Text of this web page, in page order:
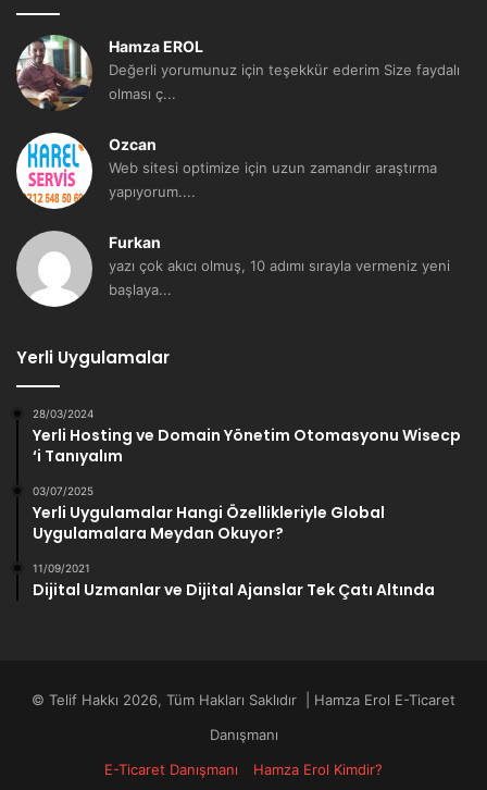
Hamza EROL
Değerli yorumunuz için teşekkür ederim Size faydalı
olması ç...
Ozcan
Web sitesi optimize için uzun zamandır araştırma
yapıyorum....
Furkan
yazı çok akıcı olmuş, 10 adımı sırayla vermeniz yeni
başlaya...
Yerli Uygulamalar
28/03/2024
Yerli Hosting ve Domain Yönetim Otomasyonu Wisecp
‘i Tanıyalım
03/07/2025
Yerli Uygulamalar Hangi Özellikleriyle Global
Uygulamalara Meydan Okuyor?
11/09/2021
Dijital Uzmanlar ve Dijital Ajanslar Tek Çatı Altında
© Telif Hakkı 2026, Tüm Hakları Saklıdır | Hamza Erol E-Ticaret
Danışmanı
E-Ticaret Danışmanı
Hamza Erol Kimdir?